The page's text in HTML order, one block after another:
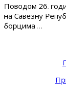
Поводом 26.
на Савезну
борцима …